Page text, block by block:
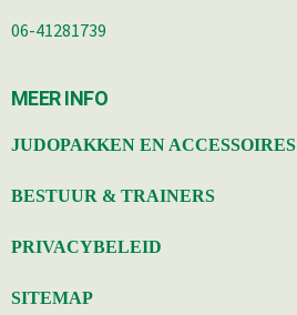
06-41281739
MEER INFO
JUDOPAKKEN EN ACCESSOIRES
BESTUUR & TRAINERS
PRIVACYBELEID
SITEMAP